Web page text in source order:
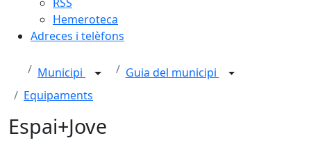
Hemeroteca
Adreces i telèfons
Municipi
Guia del municipi
Equipaments
Espai+Jove